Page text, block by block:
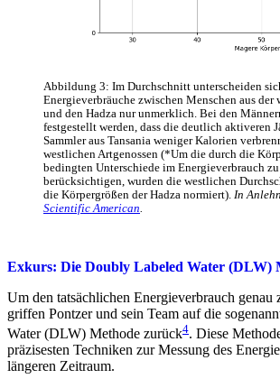
Abbildung 3: Im Durchschnitt unterscheiden
Energieverbräuche zwischen Menschen aus der
und den Hadza nur unmerklich. Bei den
festgestellt werden, dass die deutlich aktiveren
Sammler aus Tansania weniger Kalorien
westlichen Artgenossen (*Um die durch die
bedingten Unterschiede im Energieverbrauch zu
berücksichtigen, wurden die westlichen
die Körpergrößen der Hadza normiert). In
Scientific American.
Exkurs: Die Doubly Labeled Water (DLW)
Um den tatsächlichen Energieverbrauch genau
griffen Pontzer und sein Team auf die
Water (DLW) Methode zurück4. Diese
präzisesten Techniken zur Messung des
längeren Zeitraum.